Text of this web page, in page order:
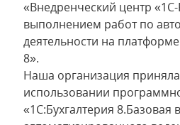
«Внедренческий центр
выполнением работ по
деятельности на
8».
Наша организация
использовании
«1С:Бухгалтерия 8.Базовая